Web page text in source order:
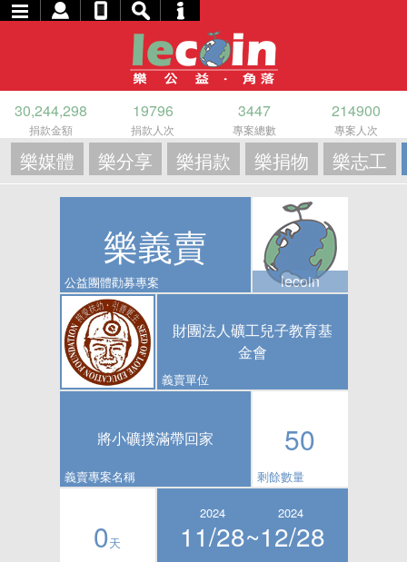
30,244,298
捐款金額
19796
捐款人次
3447
專案總數
214900
專案人次
樂媒體 樂分享 樂捐款 樂捐物 樂志工
樂義賣
公益團體勸募專案 lecoin
財團法人礦工兒子教育基
金會
義賣單位
將小礦撲滿帶回家
義賣專案名稱
50
剩餘數量
0天
2024
11/28~
2024
12/28